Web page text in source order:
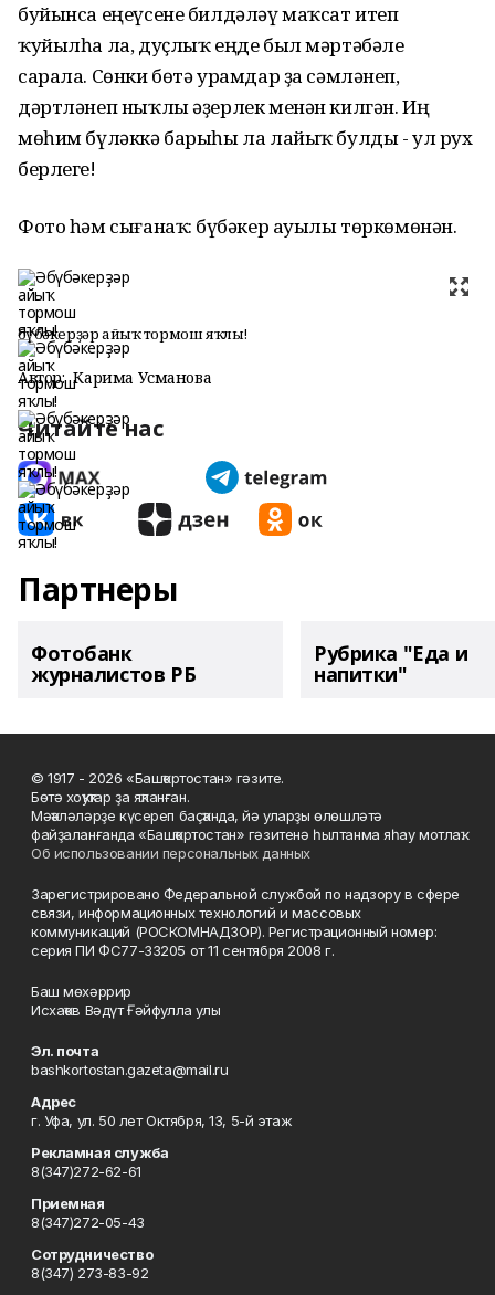
буйынса еңеүсене билдәләү маҡсат итеп
ҡуйылһа ла, дуҫлыҡ еңде был мәртәбәле
сарала. Сөнки бөтә урамдар ҙа сәмләнеп,
дәртләнеп ныҡлы әҙерлек менән килгән. Иң
мөһим бүләккә барыһы ла лайыҡ булды - ул рух
берлеге!
Фото һәм сығанаҡ: Әбүбәкер ауылы төркөмөнән.
Әбүбәкерҙәр айыҡ тормош яҡлы!
Автор: Карима Усманова
Читайте нас
Партнеры
Фотобанк
журналистов РБ
Рубрика "Еда и
напитки"
© 1917 - 2026 «Башҡортостан» гәзите.
Бөтә хоҡуҡтар ҙа яҡланған.
Мәҡәләләрҙе күсереп баҫҡанда, йә уларҙы өлөшләтә
файҙаланғанда «Башҡортостан» гәзитенә һылтанма яһау мотлаҡ.
Об использовании персональных данных
Зарегистрировано Федеральной службой по надзору в сфере
связи, информационных технологий и массовых
коммуникаций (РОСКОМНАДЗОР). Регистрационный номер:
серия ПИ ФС77-33205 от 11 сентября 2008 г.
Баш мөхәррир
Исхаҡов Вәдүт Ғәйфулла улы
Эл. почта
bashkortostan.gazeta@mail.ru
Адрес
г. Уфа, ул. 50 лет Октября, 13, 5-й этаж
Рекламная служба
8(347)272-62-61
Приемная
8(347)272-05-43
Сотрудничество
8(347) 273-83-92